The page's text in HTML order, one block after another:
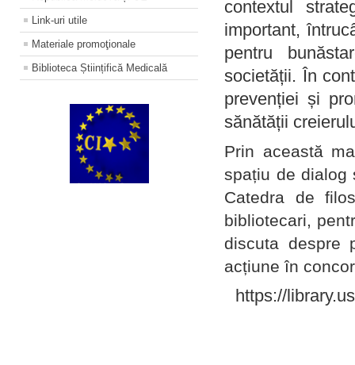
Link-uri utile
Materiale promoţionale
Biblioteca Științifică Medicală
contextul
important,
pentru
societății. În
prevenției și
sănătății
Prin această
spațiu de dialog
Catedra de
bibliotecari,
discuta despre
acțiune în
https://